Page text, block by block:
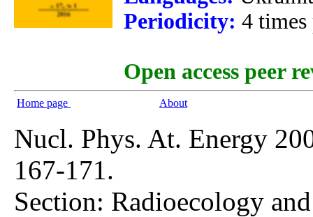
Periodicity: 4 times
Open access peer
Home page About
Nucl. Phys. At. Energy
167-171.
Section: Radioecology